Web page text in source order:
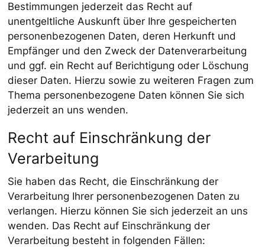
Bestimmungen jederzeit das Recht auf
unentgeltliche Auskunft über Ihre gespeicherten
personenbezogenen Daten, deren Herkunft und
Empfänger und den Zweck der Datenverarbeitung
und ggf. ein Recht auf Berichtigung oder Löschung
dieser Daten. Hierzu sowie zu weiteren Fragen zum
Thema personenbezogene Daten können Sie sich
jederzeit an uns wenden.
Recht auf Einschränkung der
Verarbeitung
Sie haben das Recht, die Einschränkung der
Verarbeitung Ihrer personenbezogenen Daten zu
verlangen. Hierzu können Sie sich jederzeit an uns
wenden. Das Recht auf Einschränkung der
Verarbeitung besteht in folgenden Fällen: